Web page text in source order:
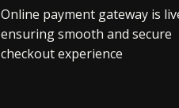
Online payment gateway is
ensuring smooth and secure
checkout experience